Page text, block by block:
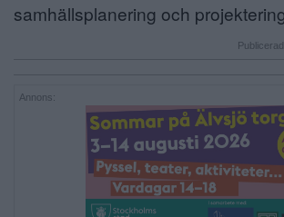
samhällsplanering och
Annons: